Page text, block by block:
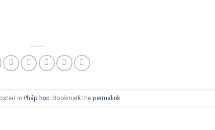
in Pháp học. Bookmark the permalink.